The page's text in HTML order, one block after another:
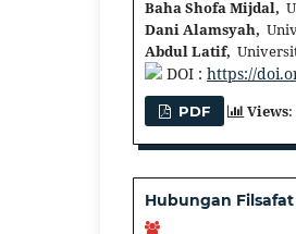
Baha Shofa Mijdal,
Dani Alamsyah,
Abdul Latif,
DOI : https://
PDF Views
Hubungan